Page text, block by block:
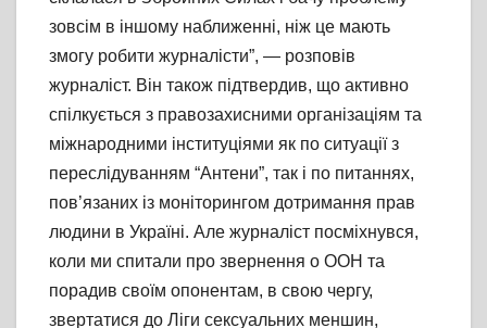
зовсім в іншому наближенні, ніж це мають
змогу робити журналісти”, — розповів
журналіст. Він також підтвердив, що активно
спілкується з правозахисними організаціям та
міжнародними інституціями як по ситуації з
переслідуванням “Антени”, так і по питаннях,
пов’язаних із моніторингом дотримання прав
людини в Україні. Але журналіст посміхнувся,
коли ми спитали про звернення о ООН та
порадив своїм опонентам, в свою чергу,
звертатися до Ліги сексуальних меншин,